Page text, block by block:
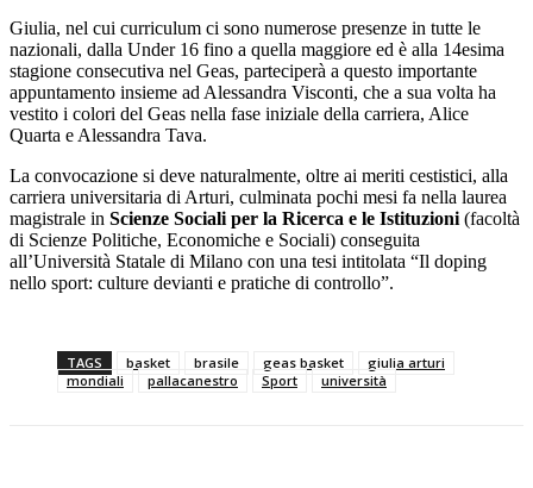
Giulia, nel cui curriculum ci sono numerose presenze in tutte le
nazionali, dalla Under 16 fino a quella maggiore ed è alla 14esima
stagione consecutiva nel Geas, parteciperà a questo importante
appuntamento insieme ad Alessandra Visconti, che a sua volta ha
vestito i colori del Geas nella fase iniziale della carriera, Alice
Quarta e Alessandra Tava.
La convocazione si deve naturalmente, oltre ai meriti cestistici, alla
carriera universitaria di Arturi, culminata pochi mesi fa nella laurea
magistrale in Scienze Sociali per la Ricerca e le Istituzioni (facoltà
di Scienze Politiche, Economiche e Sociali) conseguita
all’Università Statale di Milano con una tesi intitolata “Il doping
nello sport: culture devianti e pratiche di controllo”.
TAGS basket brasile geas basket
giulia arturi
mondiali
pallacanestro Sport università